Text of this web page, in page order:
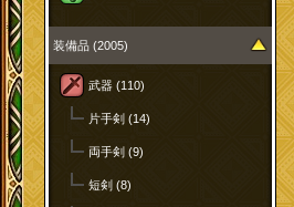
装備品 (2005)
武器 (110)
片手剣 (14)
両手剣 (9)
短剣 (8)